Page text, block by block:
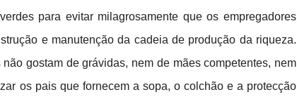
para evitar milagrosamente que os empregadores
e manutenção da cadeia de produção da riqueza.
gostam de grávidas, nem de mães competentes, nem
os pais que fornecem a sopa, o colchão e a protecção